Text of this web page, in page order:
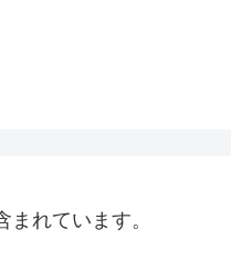
れています。